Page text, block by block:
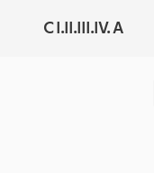
C I.II.III.IV. A